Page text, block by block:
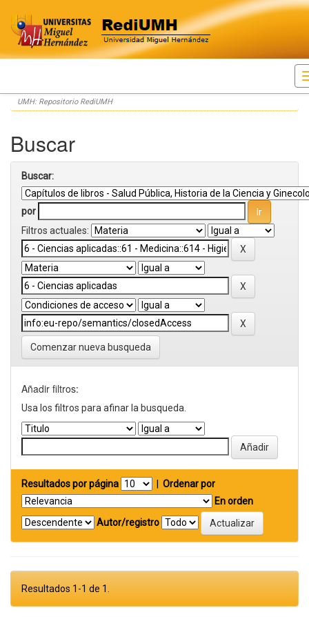
Skip
navigation
UMH: Repositorio RediUMH
Buscar
Buscar:
por
Filtros actuales:
Comenzar nueva busqueda
Añadir filtros:
Usa los filtros para afinar la busqueda.
Resultados por página
Ordenar por
En orden
Autor/registro
Resultados 1-1 de 1.